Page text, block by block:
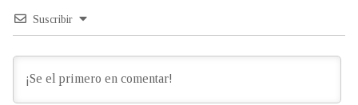
Suscribir